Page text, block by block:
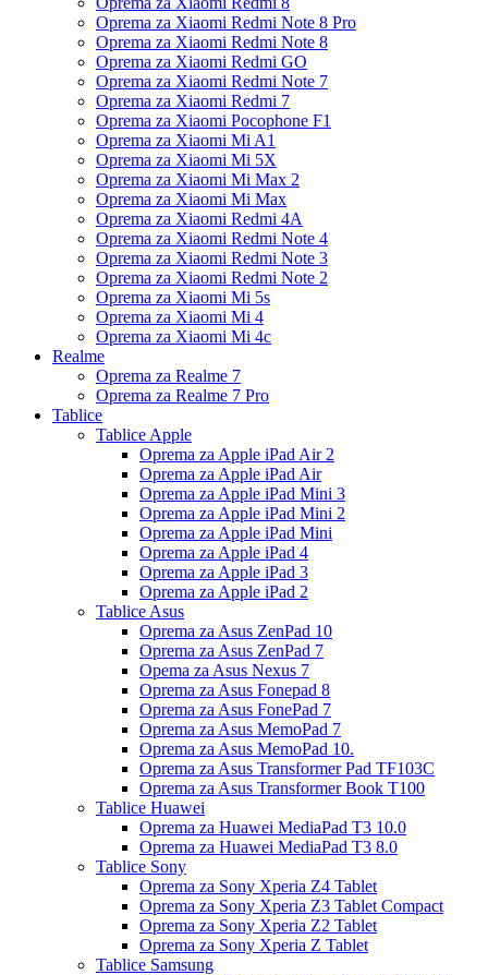
Oprema za Xiaomi Redmi Note 8 Pro
Oprema za Xiaomi Redmi Note 8
Oprema za Xiaomi Redmi GO
Oprema za Xiaomi Redmi Note 7
Oprema za Xiaomi Redmi 7
Oprema za Xiaomi Pocophone F1
Oprema za Xiaomi Mi A1
Oprema za Xiaomi Mi 5X
Oprema za Xiaomi Mi Max 2
Oprema za Xiaomi Mi Max
Oprema za Xiaomi Redmi 4A
Oprema za Xiaomi Redmi Note 4
Oprema za Xiaomi Redmi Note 3
Oprema za Xiaomi Redmi Note 2
Oprema za Xiaomi Mi 5s
Oprema za Xiaomi Mi 4
Oprema za Xiaomi Mi 4c
Realme
Oprema za Realme 7
Oprema za Realme 7 Pro
Tablice
Tablice Apple
Oprema za Apple iPad Air 2
Oprema za Apple iPad Air
Oprema za Apple iPad Mini 3
Oprema za Apple iPad Mini 2
Oprema za Apple iPad Mini
Oprema za Apple iPad 4
Oprema za Apple iPad 3
Oprema za Apple iPad 2
Tablice Asus
Oprema za Asus ZenPad 10
Oprema za Asus ZenPad 7
Opema za Asus Nexus 7
Oprema za Asus Fonepad 8
Oprema za Asus FonePad 7
Oprema za Asus MemoPad 7
Oprema za Asus MemoPad 10.
Oprema za Asus Transformer Pad TF103C
Oprema za Asus Transformer Book T100
Tablice Huawei
Oprema za Huawei MediaPad T3 10.0
Oprema za Huawei MediaPad T3 8.0
Tablice Sony
Oprema za Sony Xperia Z4 Tablet
Oprema za Sony Xperia Z3 Tablet Compact
Oprema za Sony Xperia Z2 Tablet
Oprema za Sony Xperia Z Tablet
Tablice Samsung